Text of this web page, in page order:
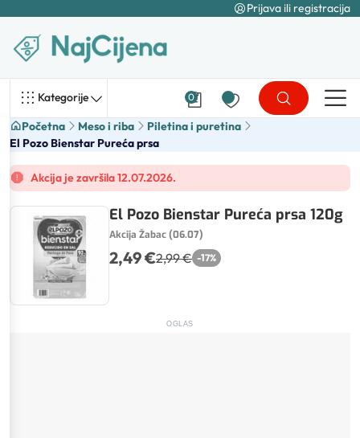
Prijava ili registracija
Kategorije 0
Početna Meso i riba
Piletina i puretina
El Pozo Bienstar Pureća prsa
Akcija je završila 12.07.2026.
El Pozo Bienstar Pureća prsa 120g
Akcija Žabac (06.07)
2,49 €2,99 € -17%
OGLAS